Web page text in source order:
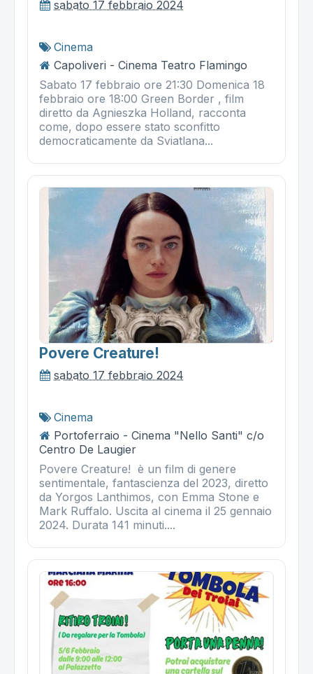
sabato 17 febbraio 2024
Cinema
Capoliveri - Cinema Teatro Flamingo
Sabato 17 febbraio ore 21:30 Domenica 18
febbraio ore 18:00 Green Border , film
diretto da Agnieszka Holland, racconta
come, dopo essere stato sconfitto
democraticamente da Sviatlana...
Povere Creature!
sabato 17 febbraio 2024
Cinema
Portoferraio - Cinema "Nello Santi" c/o
Centro De Laugier
Povere Creature! è un film di genere
sentimentale, fantascienza del 2023, diretto
da Yorgos Lanthimos, con Emma Stone e
Mark Ruffalo. Uscita al cinema il 25 gennaio
2024. Durata 141 minuti....